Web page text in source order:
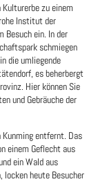
zu einem
Institut der
Besuch ein. In der
schmiegen
die umliegende
es beherbergt
Hier können Sie
und Gebräuche der
Kunming entfernt. Das
einem Geflecht aus
ein Wald aus
locken heute Besucher